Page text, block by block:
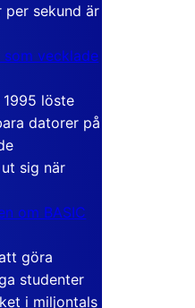
sekund är
som vecklade
1995 löste
datorer på
sig när
om BASIC
göra
studenter
i miljontals